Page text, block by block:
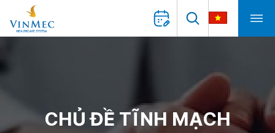
CHỦ ĐỀ TĨNH MẠCH